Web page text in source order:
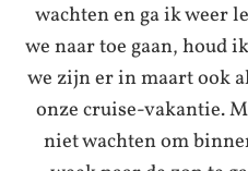
wachten en ga ik weer
we naar toe gaan, houd
we zijn er in maart ook
onze cruise-vakantie.
niet wachten om